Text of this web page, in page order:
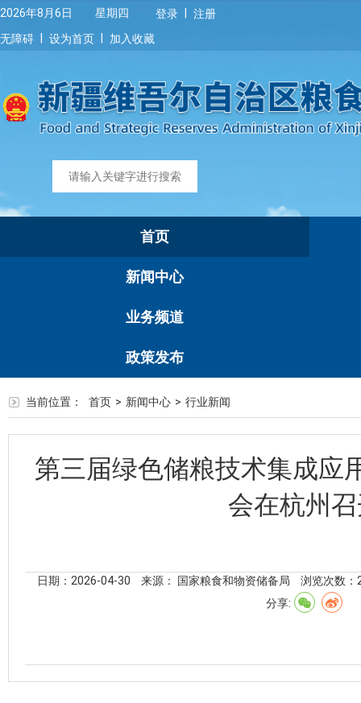
2026年8月6日 星期四 登录
注册
无障碍
设为首页 加入收藏
首页
新闻中心
业务频道
政策发布
当前位置： 首页 > 新闻中心 > 行业新闻
第三届绿色储粮技术集成应
会在杭州
日期：2026-04-30 来源： 国家粮食和物资储备局 浏览次数：
分享: